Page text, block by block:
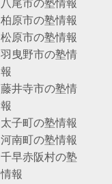
八尾市の塾情報
柏原市の塾情報
松原市の塾情報
羽曳野市の塾情
報
藤井寺市の塾情
報
太子町の塾情報
河南町の塾情報
千早赤阪村の塾
情報